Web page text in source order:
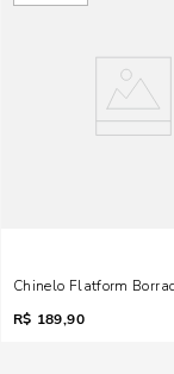
Chinelo Flatform
R$ 189,90